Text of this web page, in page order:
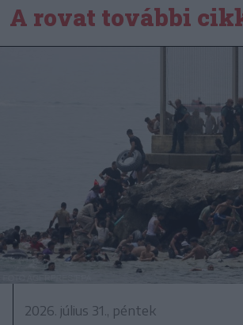
A rovat további
2026. július 31., péntek